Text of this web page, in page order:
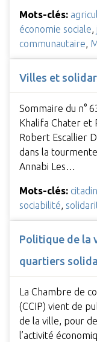
Mots-clés:
économie sociale
communautaire
Villes et
Sommaire du n°
Khalifa Chater et
Robert Escallier
dans la
Annabi Les…
Mots-clés:
sociabilité,
Politique de la
quartiers
La Chambre de
(CCIP) vient de
de la ville, pour
l’activité